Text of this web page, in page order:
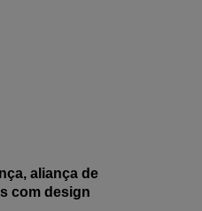
aliança de
com design